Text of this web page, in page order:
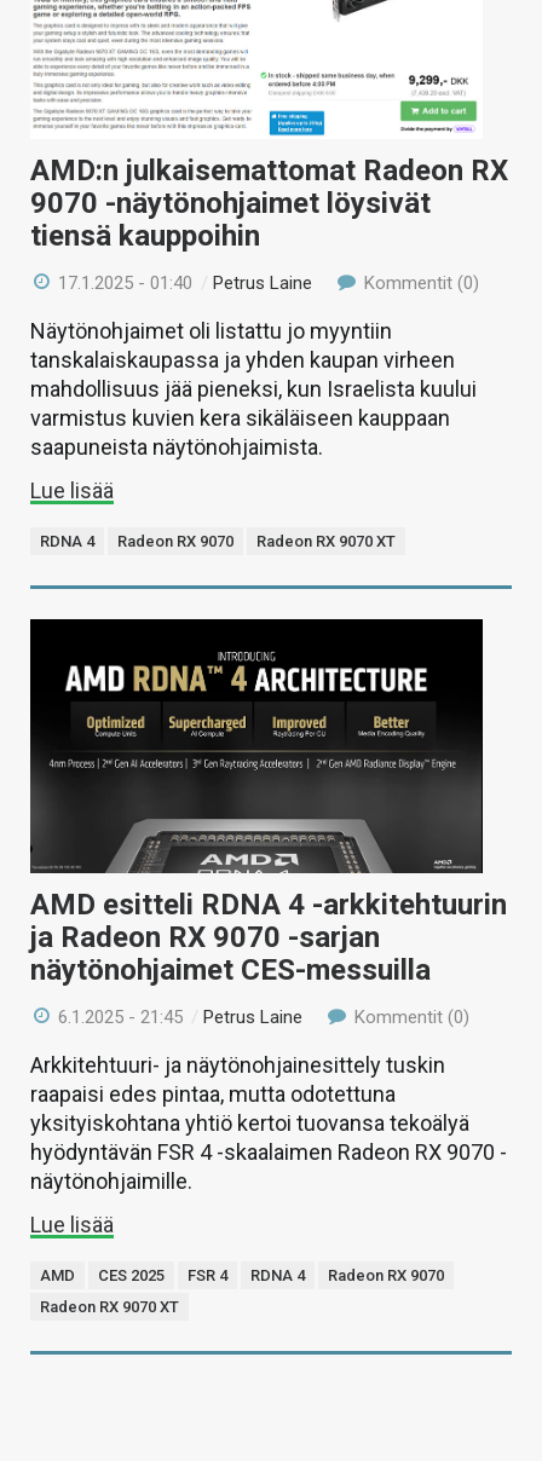
AMD:n julkaisemattomat Radeon RX
9070 -näytönohjaimet löysivät
tiensä kauppoihin
17.1.2025 - 01:40 /Petrus Laine Kommentit (0)
Näytönohjaimet oli listattu jo myyntiin
tanskalaiskaupassa ja yhden kaupan virheen
mahdollisuus jää pieneksi, kun Israelista kuului
varmistus kuvien kera sikäläiseen kauppaan
saapuneista näytönohjaimista.
Lue lisää
RDNA 4 Radeon RX 9070 Radeon RX 9070 XT
AMD esitteli RDNA 4 -arkkitehtuurin
ja Radeon RX 9070 -sarjan
näytönohjaimet CES-messuilla
6.1.2025 - 21:45 /Petrus Laine Kommentit (0)
Arkkitehtuuri- ja näytönohjainesittely tuskin
raapaisi edes pintaa, mutta odotettuna
yksityiskohtana yhtiö kertoi tuovansa tekoälyä
hyödyntävän FSR 4 -skaalaimen Radeon RX 9070 -
näytönohjaimille.
Lue lisää
AMD CES 2025 FSR 4 RDNA 4
Radeon RX 9070
Radeon RX 9070 XT